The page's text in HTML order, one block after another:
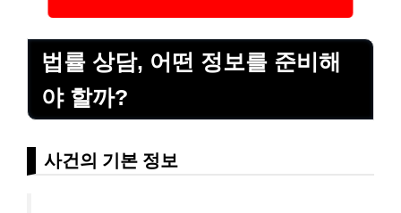
법률 상담, 어떤 정보를 준비해
야 할까?
사건의 기본 정보